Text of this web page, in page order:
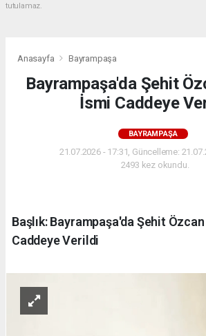
tutulamaz.
Anasayfa Bayrampaşa
Bayrampaşa'da Şehit
İsmi Caddeye
BAYRAMPAŞA
21.07.2026 - 17:31, Güncelleme:
2493 kez okundu.
Başlık: Bayrampaşa'da Şehit
Caddeye Verildi